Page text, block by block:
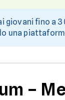
giovani fino a
una
–